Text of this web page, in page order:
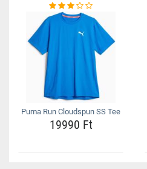
Puma Run Cloudspun SS Tee
19990 Ft